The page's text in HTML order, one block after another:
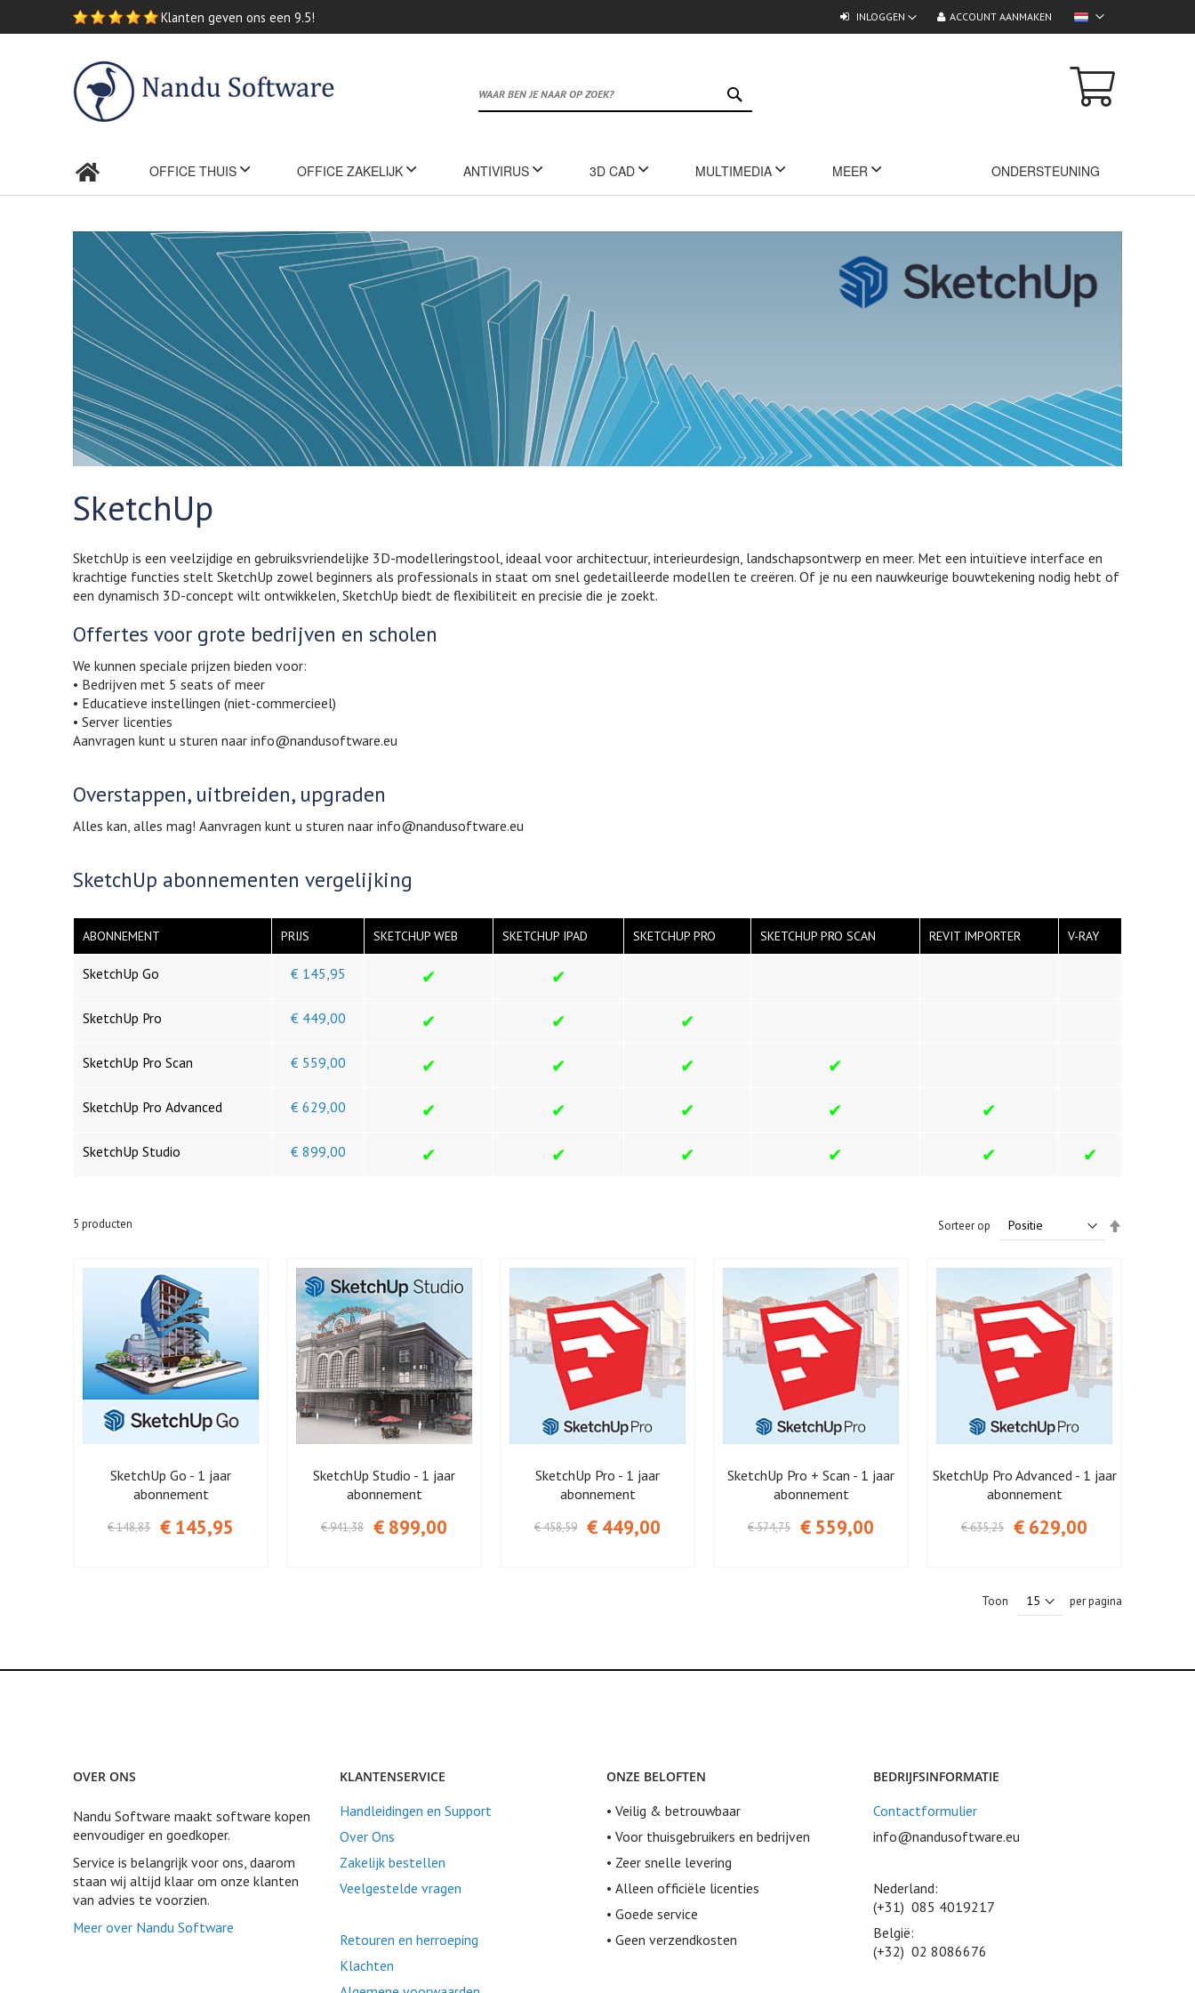
Ga
naar
Klanten geven ons een 9.5! INLOGGEN ACCOUNT AANMAKEN
OFFICE THUIS OFFICE ZAKELIJK ANTIVIRUS 3D CAD MULTIMEDIA MEER ONDERSTEUNING
SketchUp
SketchUp is een veelzijdige en gebruiksvriendelijke 3D-modelleringstool, ideaal voor architectuur, interieurdesign, landschapsontwerp en meer. Met een intuïtieve interface en
krachtige functies stelt SketchUp zowel beginners als professionals in staat om snel gedetailleerde modellen te creëren. Of je nu een nauwkeurige bouwtekening nodig hebt of
een dynamisch 3D-concept wilt ontwikkelen, SketchUp biedt de flexibiliteit en precisie die je zoekt.
Offertes voor grote bedrijven en scholen
We kunnen speciale prijzen bieden voor:
• Bedrijven met 5 seats of meer
• Educatieve instellingen (niet-commercieel)
• Server licenties
Aanvragen kunt u sturen naar info@nandusoftware.eu
Overstappen, uitbreiden, upgraden
Alles kan, alles mag! Aanvragen kunt u sturen naar info@nandusoftware.eu
SketchUp abonnementen vergelijking
ABONNEMENT PRIJS SKETCHUP WEB SKETCHUP IPAD SKETCHUP PRO SKETCHUP PRO SCAN REVIT IMPORTER V-RAY
SketchUp Go € 145,95 ✔ ✔
SketchUp Pro € 449,00 ✔ ✔ ✔
SketchUp Pro Scan € 559,00 ✔ ✔ ✔ ✔
SketchUp Pro Advanced € 629,00 ✔ ✔ ✔ ✔ ✔
SketchUp Studio € 899,00 ✔ ✔ ✔ ✔ ✔ ✔
5 producten Sorteer op
SketchUp Go - 1 jaar
abonnement
€ 145,95
€ 148,83
SketchUp Studio - 1 jaar
abonnement
€ 899,00
€ 941,38
SketchUp Pro - 1 jaar
abonnement
€ 449,00
€ 458,59
SketchUp Pro + Scan - 1 jaar
abonnement
€ 559,00
€ 574,75
SketchUp Pro Advanced - 1 jaar
abonnement
€ 629,00
€ 635,25
Toon per pagina
OVER ONS
Nandu Software maakt software kopen
eenvoudiger en goedkoper.
Service is belangrijk voor ons, daarom
staan wij altijd klaar om onze klanten
van advies te voorzien.
Meer over Nandu Software
KLANTENSERVICE
Handleidingen en Support
Over Ons
Zakelijk bestellen
Veelgestelde vragen
Retouren en herroeping
Klachten
ONZE BELOFTEN
• Veilig & betrouwbaar
• Voor thuisgebruikers en bedrijven
• Zeer snelle levering
• Alleen officiële licenties
• Goede service
• Geen verzendkosten
BEDRIJFSINFORMATIE
Contactformulier
info@nandusoftware.eu
Nederland:
(+31) 085 4019217
België:
(+32) 02 8086676